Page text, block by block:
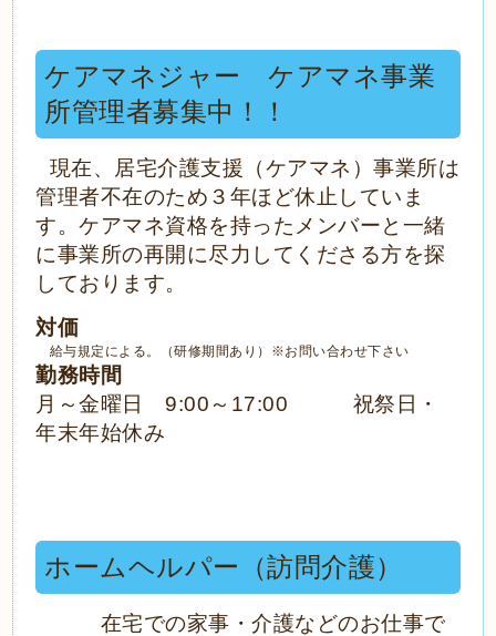
ケアマネジャー ケアマネ事業
所管理者募集中！！
現在、居宅介護支援（ケアマネ）事業所は
管理者不在のため３年ほど休止していま
す。ケアマネ資格を持ったメンバーと一緒
に事業所の再開に尽力してくださる方を探
しております。
対価
給与規定による。（研修期間あり）※お問い合わせ下さい
勤務時間
月～金曜日 9:00～17:00 祝祭日・
年末年始休み
ホームヘルパー（訪問介護）
在宅での家事・介護などのお仕事で